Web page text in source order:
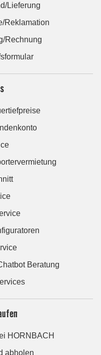
Lieferung
Reklamation
Rechnung
Beratung
HORNBACH
abholen